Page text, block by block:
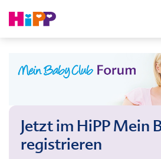
Jetzt im HiPP Mein
registrieren